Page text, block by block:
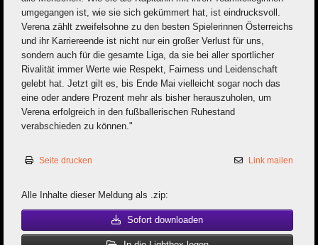
umgegangen ist, wie sie sich gekümmert hat, ist eindrucksvoll.
Verena zählt zweifelsohne zu den besten Spielerinnen Österreichs
und ihr Karriereende ist nicht nur ein großer Verlust für uns,
sondern auch für die gesamte Liga, da sie bei aller sportlicher
Rivalität immer Werte wie Respekt, Fairness und Leidenschaft
gelebt hat. Jetzt gilt es, bis Ende Mai vielleicht sogar noch das
eine oder andere Prozent mehr als bisher herauszuholen, um
Verena erfolgreich in den fußballerischen Ruhestand
verabschieden zu können."
Seite drucken Link mailen
Alle Inhalte dieser Meldung als .zip:
Sofort downloaden